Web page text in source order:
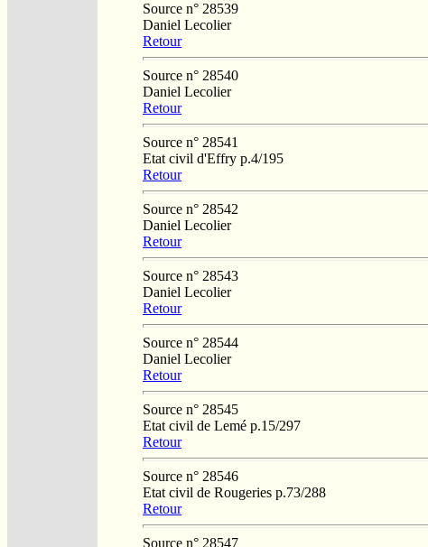
Source n° 28539
Daniel Lecolier
Retour
Source n° 28540
Daniel Lecolier
Retour
Source n° 28541
Etat civil d'Effry p.4/195
Retour
Source n° 28542
Daniel Lecolier
Retour
Source n° 28543
Daniel Lecolier
Retour
Source n° 28544
Daniel Lecolier
Retour
Source n° 28545
Etat civil de Lemé p.15/297
Retour
Source n° 28546
Etat civil de Rougeries p.73/288
Retour
Source n° 28547